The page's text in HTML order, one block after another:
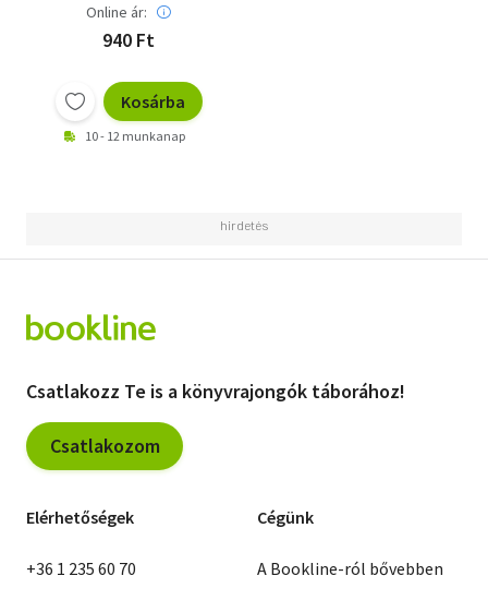
Online ár:
940 Ft
Kosárba
10 - 12 munkanap
Csatlakozz Te is a könyvrajongók táborához!
Csatlakozom
Elérhetőségek
+36 1 235 60 70
Cégünk
A Bookline-ról bővebben